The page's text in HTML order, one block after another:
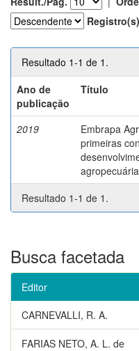
Registro(s)
Resultado 1-1 de 1.
Ano de
publicação
Título
2019
Embrapa
primeiras
Resultado 1-1 de 1.
Busca facetada
Editor
CARNEVALLI, R. A.
FARIAS NETO, A. L. de